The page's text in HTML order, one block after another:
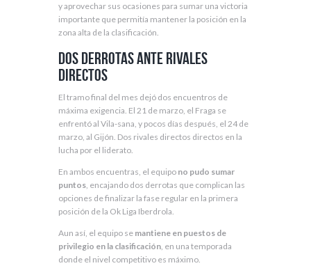
y aprovechar sus ocasiones para sumar una victoria
importante que permitía mantener la posición en la
zona alta de la clasificación.
Dos derrotas ante rivales
directos
El tramo final del mes dejó dos encuentros de
máxima exigencia. El 21 de marzo, el Fraga se
enfrentó al Vila-sana, y pocos días después, el 24 de
marzo, al Gijón. Dos rivales directos directos en la
lucha por el liderato.
En ambos encuentras, el equipo no pudo sumar
puntos , encajando dos derrotas que complican las
opciones de finalizar la fase regular en la primera
posición de la Ok Liga Iberdrola.
Aun así, el equipo se mantiene en puestos de
privilegio en la clasificación , en una temporada
donde el nivel competitivo es máximo.